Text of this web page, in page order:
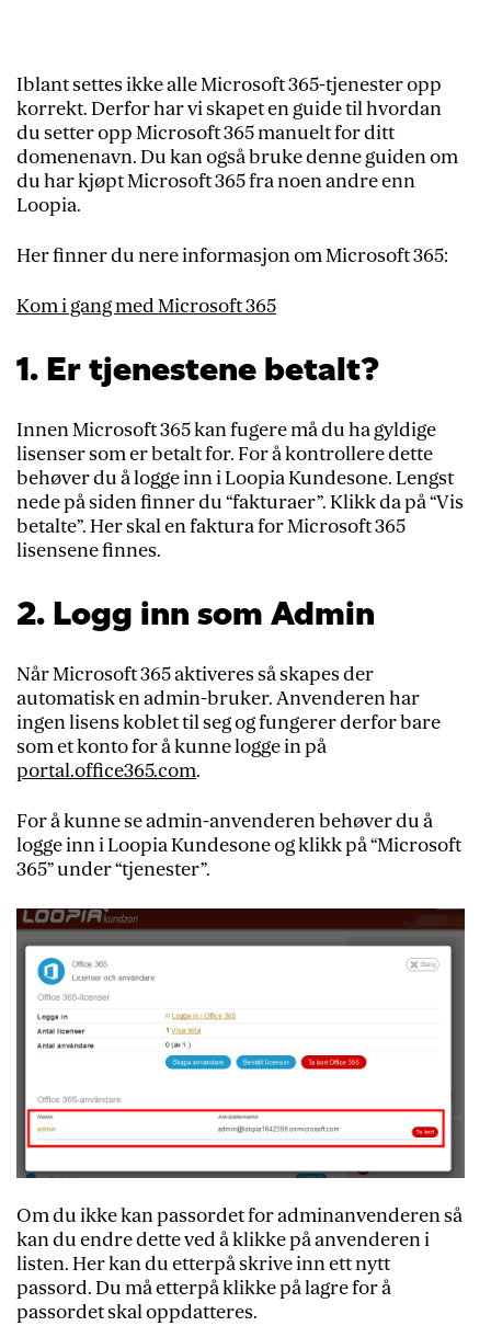
Iblant settes ikke alle Microsoft 365-tjenester opp
korrekt. Derfor har vi skapet en guide til hvordan
du setter opp Microsoft 365 manuelt for ditt
domenenavn. Du kan også bruke denne guiden om
du har kjøpt Microsoft 365 fra noen andre enn
Loopia.
Her finner du nere informasjon om Microsoft 365:
Kom i gang med Microsoft 365
1. Er tjenestene betalt?
Innen Microsoft 365 kan fugere må du ha gyldige
lisenser som er betalt for. For å kontrollere dette
behøver du å logge inn i Loopia Kundesone. Lengst
nede på siden finner du “fakturaer”. Klikk da på “Vis
betalte”. Her skal en faktura for Microsoft 365
lisensene finnes.
2. Logg inn som Admin
Når Microsoft 365 aktiveres så skapes der
automatisk en admin-bruker. Anvenderen har
ingen lisens koblet til seg og fungerer derfor bare
som et konto for å kunne logge in på
portal.office365.com.
For å kunne se admin-anvenderen behøver du å
logge inn i Loopia Kundesone og klikk på “Microsoft
365” under “tjenester”.
Om du ikke kan passordet for adminanvenderen så
kan du endre dette ved å klikke på anvenderen i
listen. Her kan du etterpå skrive inn ett nytt
passord. Du må etterpå klikke på lagre for å
passordet skal oppdatteres.